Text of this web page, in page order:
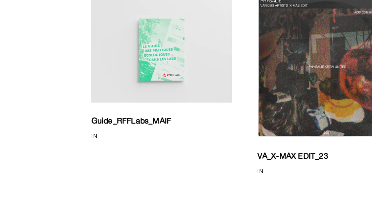
Guide_RFFLabs_MAIF
IN
VA_X-MAX EDIT_23
IN